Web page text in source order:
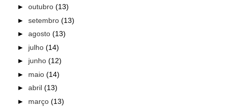
► outubro (13)
► setembro (13)
► agosto (13)
► julho (14)
► junho (12)
► maio (14)
► abril (13)
► março (13)